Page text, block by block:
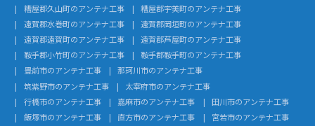
糟屋郡久山町のアンテナ工事
糟屋郡宇美町のアンテナ工事
遠賀郡水巻町のアンテナ工事
遠賀郡岡垣町のアンテナ工事
遠賀郡遠賀町のアンテナ工事
遠賀郡芦屋町のアンテナ工事
鞍手郡小竹町のアンテナ工事
鞍手郡鞍手町のアンテナ工事
豊前市のアンテナ工事
那珂川市のアンテナ工事
筑紫野市のアンテナ工事
太宰府市のアンテナ工事
行橋市のアンテナ工事
嘉麻市のアンテナ工事
田川市のアンテナ工事
飯塚市のアンテナ工事
直方市のアンテナ工事
宮若市のアンテナ工事